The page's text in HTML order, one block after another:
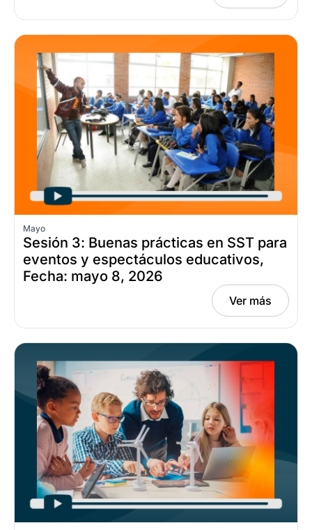
Mayo
Sesión 3: Buenas prácticas en SST para
eventos y espectáculos educativos,
Fecha: mayo 8, 2026
Ver más